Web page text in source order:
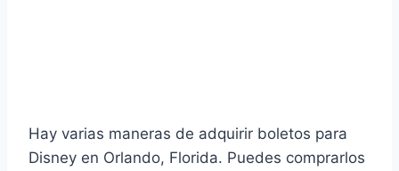
Hay varias maneras de adquirir boletos para
Disney en Orlando, Florida. Puedes comprarlos